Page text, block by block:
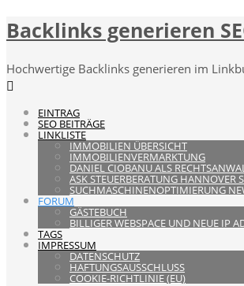
Backlinks generieren
Hochwertige Backlinks generieren im
EINTRAG
SEO BEITRÄGE
LINKLISTE
IMMOBILIEN ÜBERSICHT
IMMOBILIENVERMARKTUNG
DANIEL CIOBANU ALS
ASK STEUERBERATUNG HANNOVER
SUCHMASCHINENOPTIMIERUNG
FORUM
GÄSTEBUCH
BILLIGER WEBSPACE UND NEUE IP
TAGS
IMPRESSUM
DATENSCHUTZ
HAFTUNGSAUSSCHLUSS
COOKIE-RICHTLINIE (EU)